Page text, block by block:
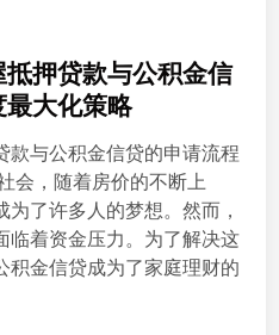
押贷款与公积金信
大化策略
款与公积金信贷的申请流程
会，随着房价的不断上
了许多人的梦想。然而，
临着资金压力。为了解决这
积金信贷成为了家庭理财的